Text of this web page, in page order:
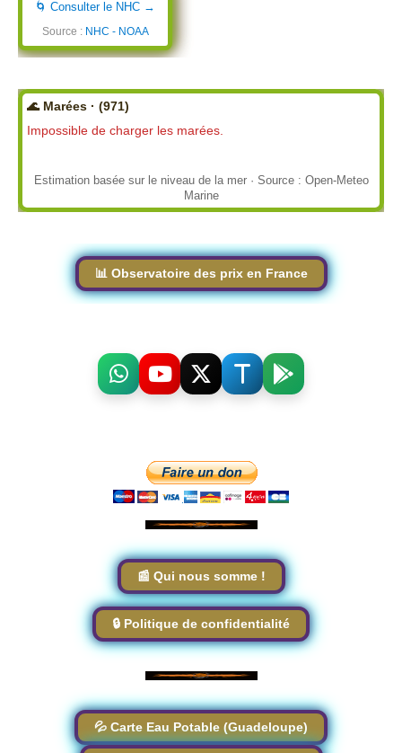
🌀 Consulter le NHC →
Source : NHC - NOAA
🌊 Marées · (971)
Impossible de charger les marées.
Estimation basée sur le niveau de la mer · Source : Open-Meteo
Marine
📊 Observatoire des prix en France
📰 Qui nous somme !
🔒 Politique de confidentialité
💦 Carte Eau Potable (Guadeloupe)